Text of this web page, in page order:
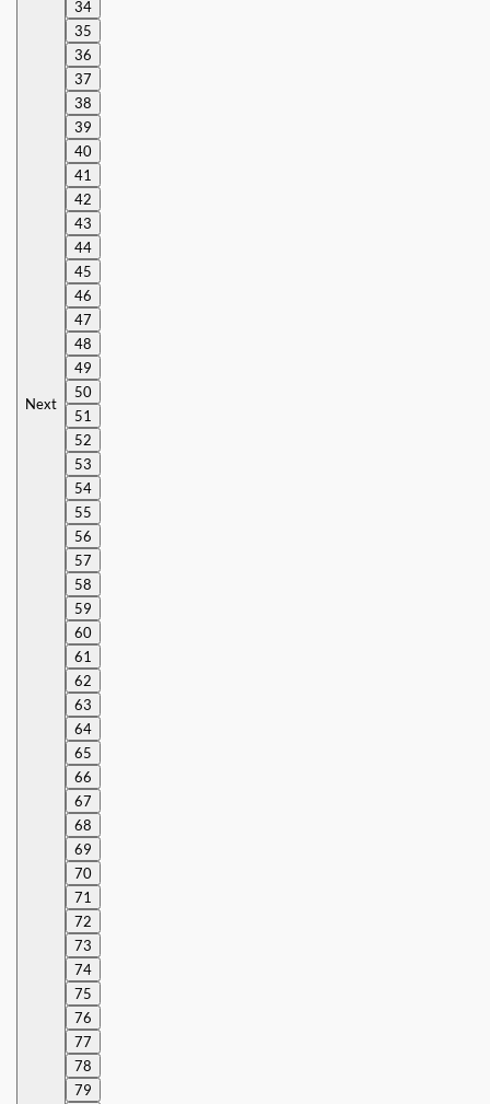
Next
34
35
36
37
38
39
40
41
42
43
44
45
46
47
48
49
50
51
52
53
54
55
56
57
58
59
60
61
62
63
64
65
66
67
68
69
70
71
72
73
74
75
76
77
78
79